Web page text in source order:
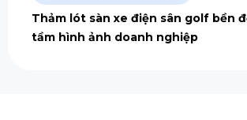
Thảm lót sàn xe điện sân golf bền
tầm hình ảnh doanh nghiệp